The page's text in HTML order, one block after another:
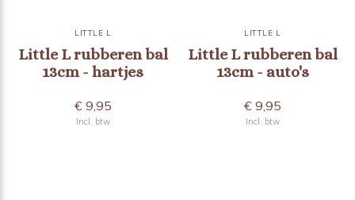
LITTLE L
Little L rubberen bal
13cm - hartjes
€ 9,95
Incl. btw
LITTLE L
Little L rubberen bal
13cm - auto's
€ 9,95
Incl. btw